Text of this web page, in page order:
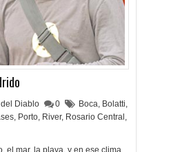
Diablo 0 Boca, Bolatti,
, Porto, River, Rosario Central ,
el mar, la playa, y en ese clima